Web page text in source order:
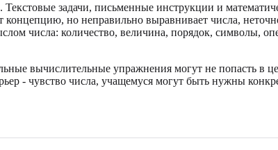
Текстовые задачи, письменные инструкции и
но неправильно выравнивает числа,
числа: количество, величина, порядок, символы,
вычислительные упражнения могут не попасть в
- чувство числа, учащемуся могут быть нужны